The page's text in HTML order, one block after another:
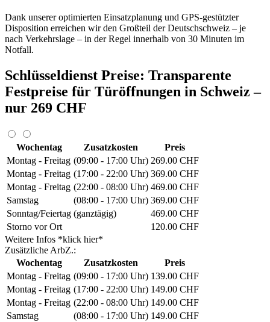
Dank unserer optimierten Einsatzplanung und GPS-gestützter
Disposition erreichen wir den Großteil der Deutschschweiz – je
nach Verkehrslage – in der Regel innerhalb von 30 Minuten im
Notfall.
Schlüsseldienst Preise: Transparente
Festpreise für Türöffnungen in Schweiz –
nur 269 CHF
Wochentag Zusatzkosten
Preis
Montag - Freitag (09:00 - 17:00 Uhr) 269.00 CHF
Montag - Freitag (17:00 - 22:00 Uhr) 369.00 CHF
Montag - Freitag (22:00 - 08:00 Uhr) 469.00 CHF
Samstag
(08:00 - 17:00 Uhr) 369.00 CHF
Sonntag/Feiertag (ganztägig)
469.00 CHF
Storno vor Ort
120.00 CHF
Weitere Infos *klick hier*
Zusätzliche ArbZ.:
Wochentag
Zusatzkosten
Preis
Montag - Freitag (09:00 - 17:00 Uhr) 139.00 CHF
Montag - Freitag (17:00 - 22:00 Uhr) 149.00 CHF
Montag - Freitag (22:00 - 08:00 Uhr) 149.00 CHF
Samstag
(08:00 - 17:00 Uhr) 149.00 CHF